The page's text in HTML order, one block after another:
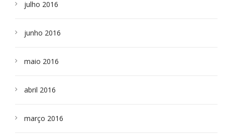
julho 2016
junho 2016
maio 2016
abril 2016
março 2016